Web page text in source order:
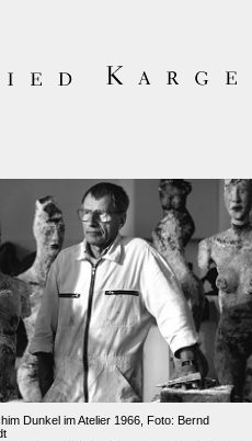
Dunkel im Atelier 1966, Foto: Bernd